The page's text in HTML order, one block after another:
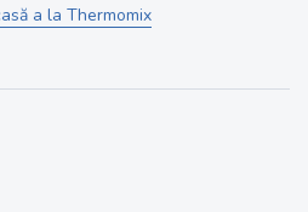
a la Thermomix